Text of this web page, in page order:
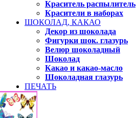
Краситель распылитель
Красители в наборах
ШОКОЛАД, КАКАО
Декор из шоколада
Фигурки шок. глазурь
Велюр шоколадный
Шоколад
Какао и какао-масло
Шоколадная глазурь
ПЕЧАТЬ